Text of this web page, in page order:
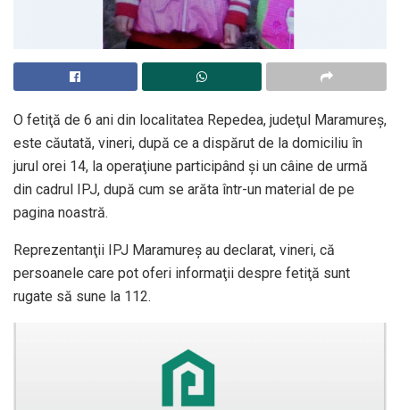
O fetiţă de 6 ani din localitatea Repedea, judeţul Maramureş,
este căutată, vineri, după ce a dispărut de la domiciliu în
jurul orei 14, la operaţiune participând şi un câine de urmă
din cadrul IPJ, după cum se arăta într-un material de pe
pagina noastră.
Reprezentanţii IPJ Maramureş au declarat, vineri, că
persoanele care pot oferi informaţii despre fetiţă sunt
rugate să sune la 112.